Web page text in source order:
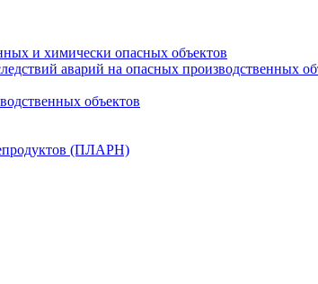
и химически опасных объектов
аварий на опасных производственных
объектов
(ПЛАРН)